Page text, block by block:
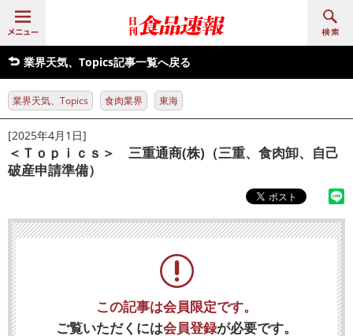
業界天気、Topics記事一覧へ戻る
業界天気、Topics 食肉業界 東海
[2025年4月1日]
＜Ｔｏｐｉｃｓ＞ 三重通商(株)（三重、食肉卸、自己
破産申請準備）
この記事は会員限定です。
ご覧いただくには会員登録が必要です。